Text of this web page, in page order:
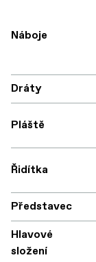
Náboje
Dráty
Pláště
Řidítka
Představec
Hlavové
složení